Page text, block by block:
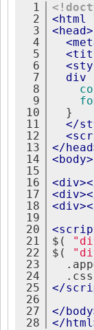
1
2
3
4
5
6
7
8
9
10
11
12
13
14
15
16
17
18
19
20
21
22
23
24
25
26
27
28
<html
<head>
<
<
<
div
}
</
<
</head
<body>
<div>
<div>
<div>
<
$(
$(
</
</body
</html